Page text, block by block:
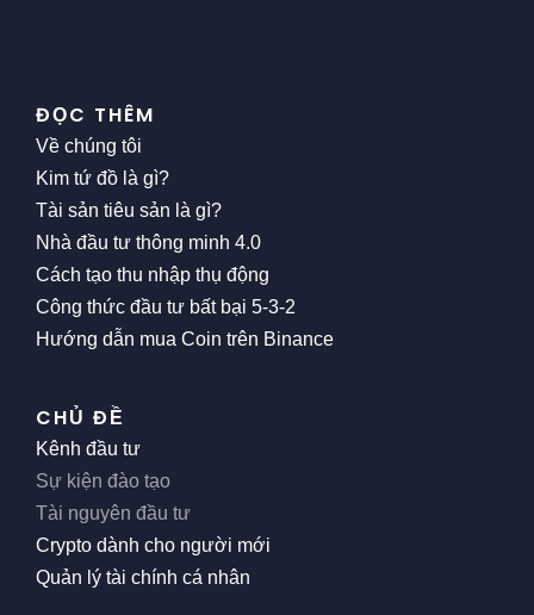
ĐỌC THÊM
Về chúng tôi
Kim tứ đồ là gì?
Tài sản tiêu sản là gì?
Nhà đầu tư thông minh 4.0
Cách tạo thu nhập thụ động
Công thức đầu tư bất bại 5-3-2
Hướng dẫn mua Coin trên Binance
CHỦ ĐỀ
Kênh đầu tư
Sự kiện đào tạo
Tài nguyên đầu tư
Crypto dành cho người mới
Quản lý tài chính cá nhân